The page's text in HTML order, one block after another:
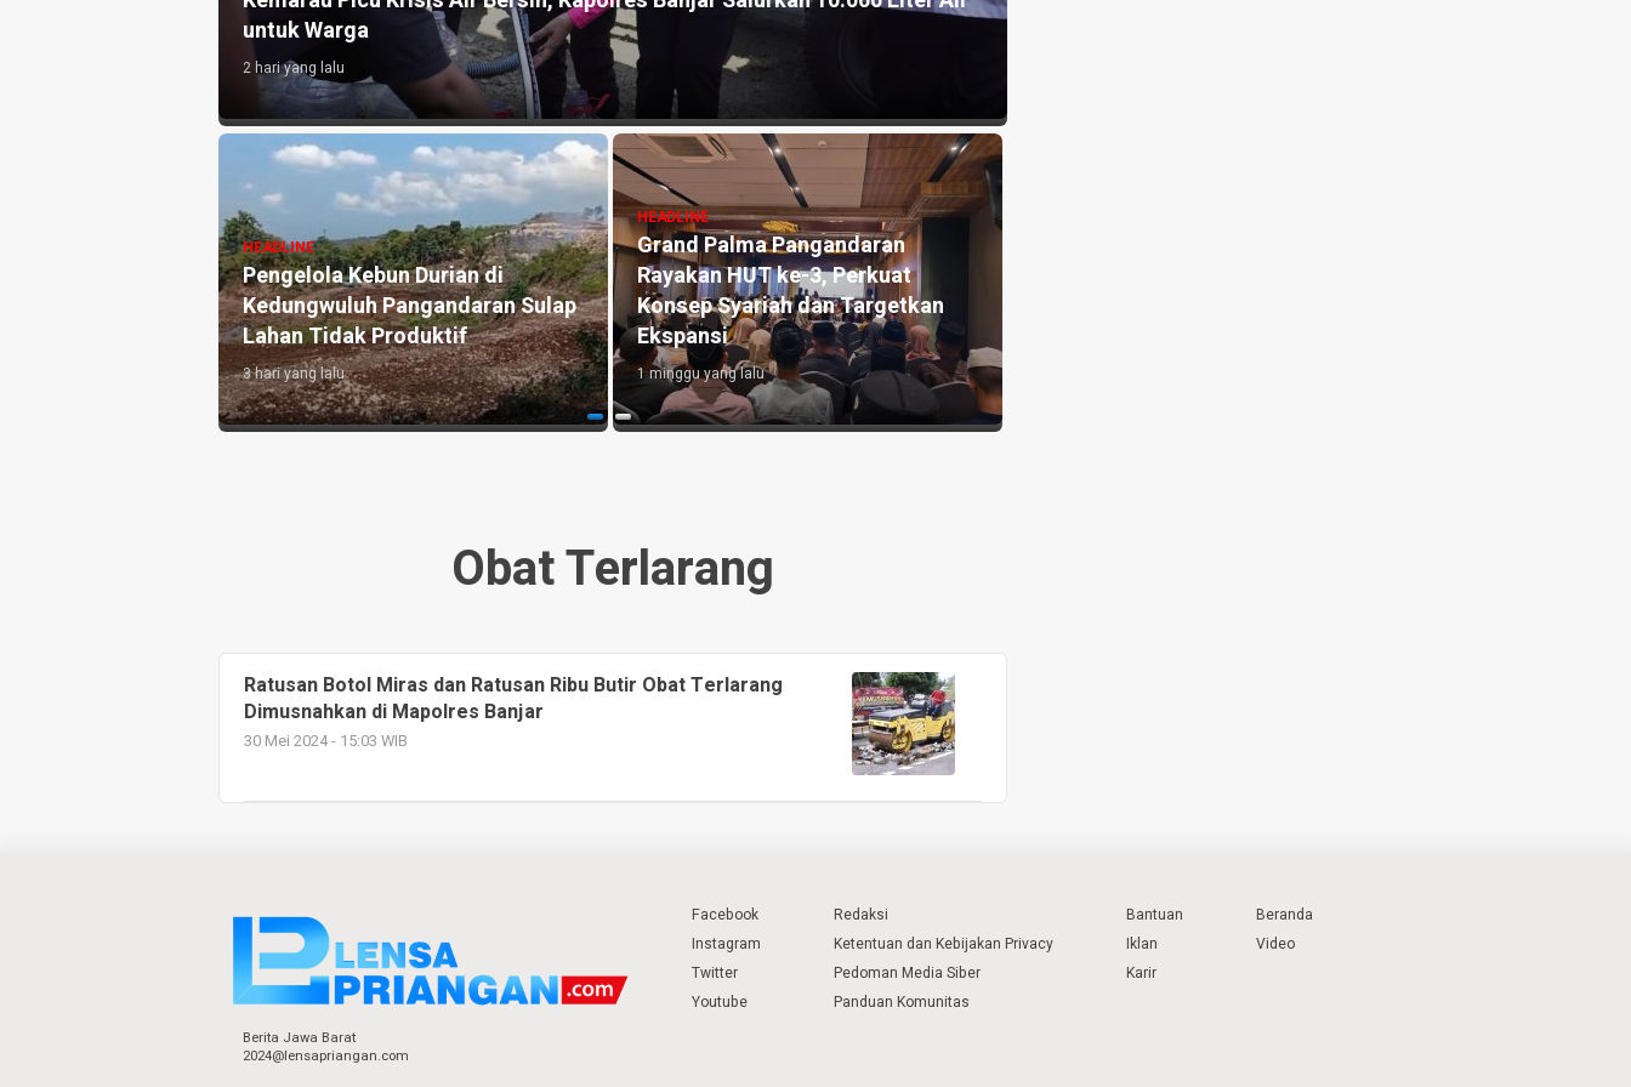
Pengelola Kebun Durian di
Kedungwuluh Pangandaran Sulap
Lahan Tidak Produktif ‎
HEADLINE
Grand Palma Pangandaran
Rayakan HUT ke-3, Perkuat
Konsep Syariah dan Targetkan
Ekspansi
1 minggu yang lalu
HEADLINE
Antara Guru dan AI: Peran
Pendidik Tetap Tak Tergantikan
di Era Kecerdasan Artifisial
1 minggu yang lalu
Obat Terlarang
Ratusan Botol Miras dan Ratusan Ribu Butir Obat Terlarang
Dimusnahkan di Mapolres Banjar
30 Mei 2024 - 15:03 WIB
Berita Jawa Barat
2024@lensapriangan.com
Facebook
Instagram
Twitter
Youtube
Redaksi
Ketentuan dan Kebijakan Privacy
Pedoman Media Siber
Panduan Komunitas
Bantuan
Iklan
Karir
Beranda
Video